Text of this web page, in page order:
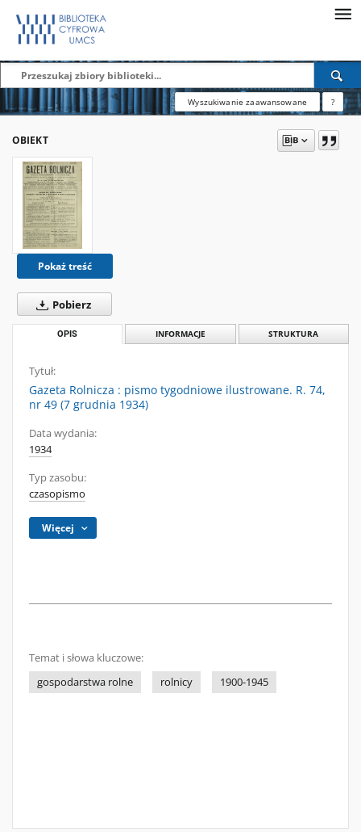
Wyszukiwanie zaawansowane ?
OBIEKT
Pokaż treść
Pobierz
OPIS INFORMACJE STRUKTURA
Tytuł:
Gazeta Rolnicza : pismo tygodniowe ilustrowane. R. 74,
nr 49 (7 grudnia 1934)
Data wydania:
1934
Typ zasobu:
czasopismo
Więcej
Temat i słowa kluczowe:
gospodarstwa rolne
rolnicy 1900-1945